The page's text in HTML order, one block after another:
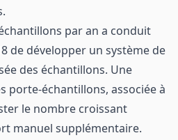
par an a conduit
de développer un système de
des échantillons. Une
porte-échantillons, associée à
le nombre croissant
manuel supplémentaire.